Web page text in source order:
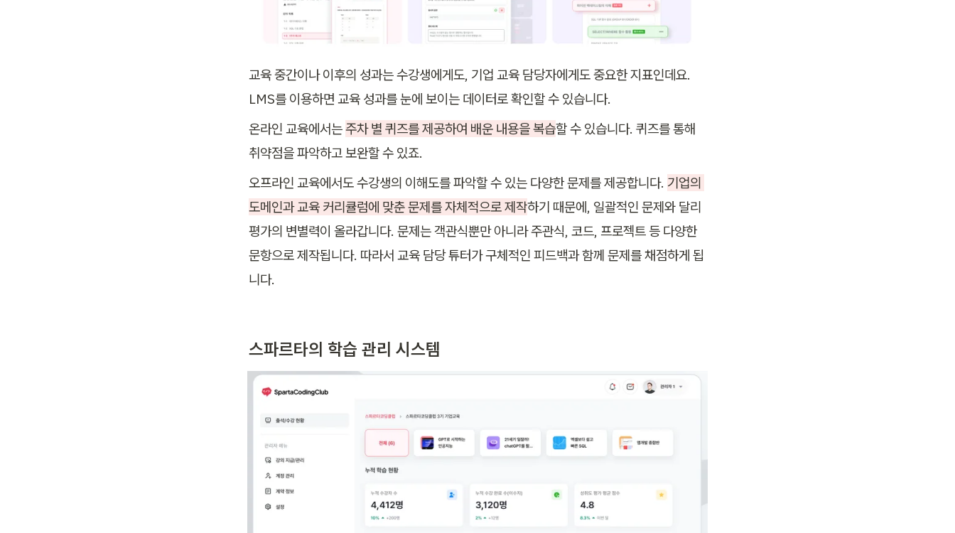
교육 중간이나 이후의 성과는 수강생에게도, 기업 교육 담당자에게도 중요한 지표인데요.
LMS를 이용하면 교육 성과를 눈에 보이는 데이터로 확인할 수 있습니다.
온라인 교육에서는 주차 별 퀴즈를 제공하여 배운 내용을 복습할 수 있습니다. 퀴즈를 통해
취약점을 파악하고 보완할 수 있죠.
오프라인 교육에서도 수강생의 이해도를 파악할 수 있는 다양한 문제를 제공합니다. 기업의
도메인과 교육 커리큘럼에 맞춘 문제를 자체적으로 제작하기 때문에, 일괄적인 문제와 달리
평가의 변별력이 올라갑니다. 문제는 객관식뿐만 아니라 주관식, 코드, 프로젝트 등 다양한
문항으로 제작됩니다. 따라서 교육 담당 튜터가 구체적인 피드백과 함께 문제를 채점하게 됩
니다.
스파르타의 학습 관리 시스템